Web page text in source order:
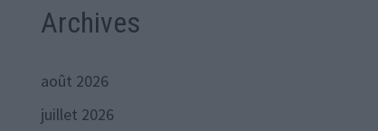
Archives
août 2026
juillet 2026